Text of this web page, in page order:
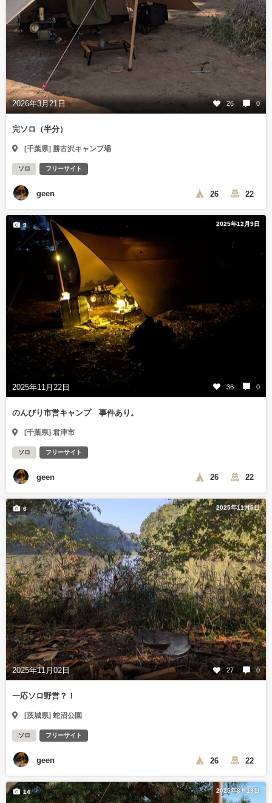
2026年3月21日 26 0
完ソロ（半分）
[千葉県] 勝古沢キャンプ場
ソロ フリーサイト
geen 26 22
2025年12月9日
2025年11月22日 36 0
9
のんびり市営キャンプ 事件あり。
[千葉県] 君津市
ソロ フリーサイト
geen 26 22
2025年11月5日
2025年11月02日 27 0
6
一応ソロ野営？！
[茨城県] 蛇沼公園
ソロ フリーサイト
geen 26 22
2025年8月19日
14